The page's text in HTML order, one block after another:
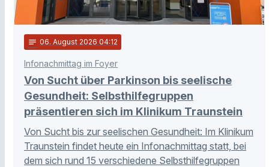
notes 06. August 2026 04:12
Infonachmittag im Foyer
Von Sucht über Parkinson bis seelische
Gesundheit: Selbsthilfegruppen
präsentieren sich im Klinikum Traunstein
Von Sucht bis zur seelischen Gesundheit: Im Klinikum
Traunstein findet heute ein Infonachmittag statt, bei
dem sich rund 15 verschiedene Selbsthilfegruppen